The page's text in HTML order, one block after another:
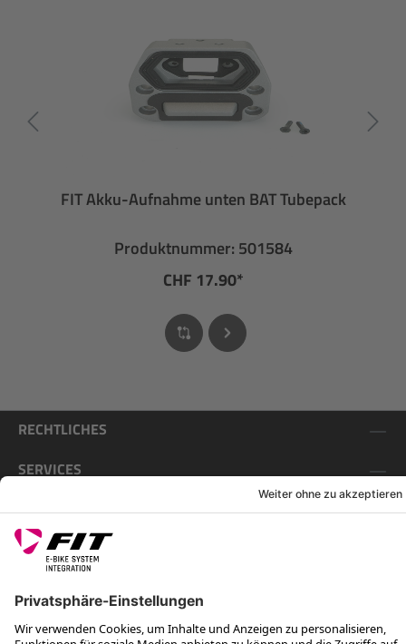
FIT Akku-Aufnahme unten BAT Tubepack
Produktnummer: 501584
CHF 17.90*
RECHTLICHES
SERVICES
FOLGE UNS AUF